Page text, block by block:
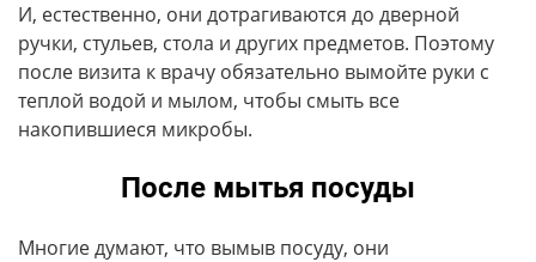
И, естественно, они дотрагиваются до дверной
ручки, стульев, стола и других предметов. Поэтому
после визита к врачу обязательно вымойте руки с
теплой водой и мылом, чтобы смыть все
накопившиеся микробы.
После мытья посуды
Многие думают, что вымыв посуду, они